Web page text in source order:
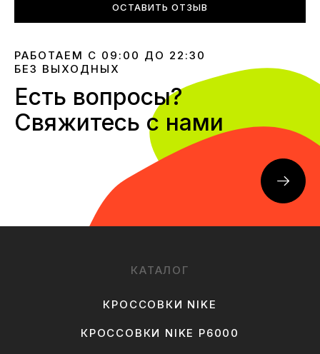
ОСТАВИТЬ ОТЗЫВ
РАБОТАЕМ С 09:00 ДО 22:30
БЕЗ ВЫХОДНЫХ
Есть вопросы?
Свяжитесь с нами
КАТАЛОГ
КРОССОВКИ NIKE
КРОССОВКИ NIKE P6000